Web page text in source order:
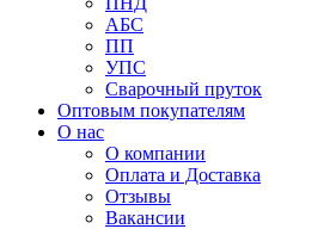
АБС
ПП
УПС
Сварочный пруток
Оптовым покупателям
О нас
О компании
Оплата и Доставка
Отзывы
Вакансии